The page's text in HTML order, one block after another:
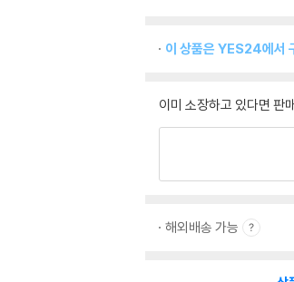
이 상품은 YES24에서
이미 소장하고 있다면 판
해외배송 가능